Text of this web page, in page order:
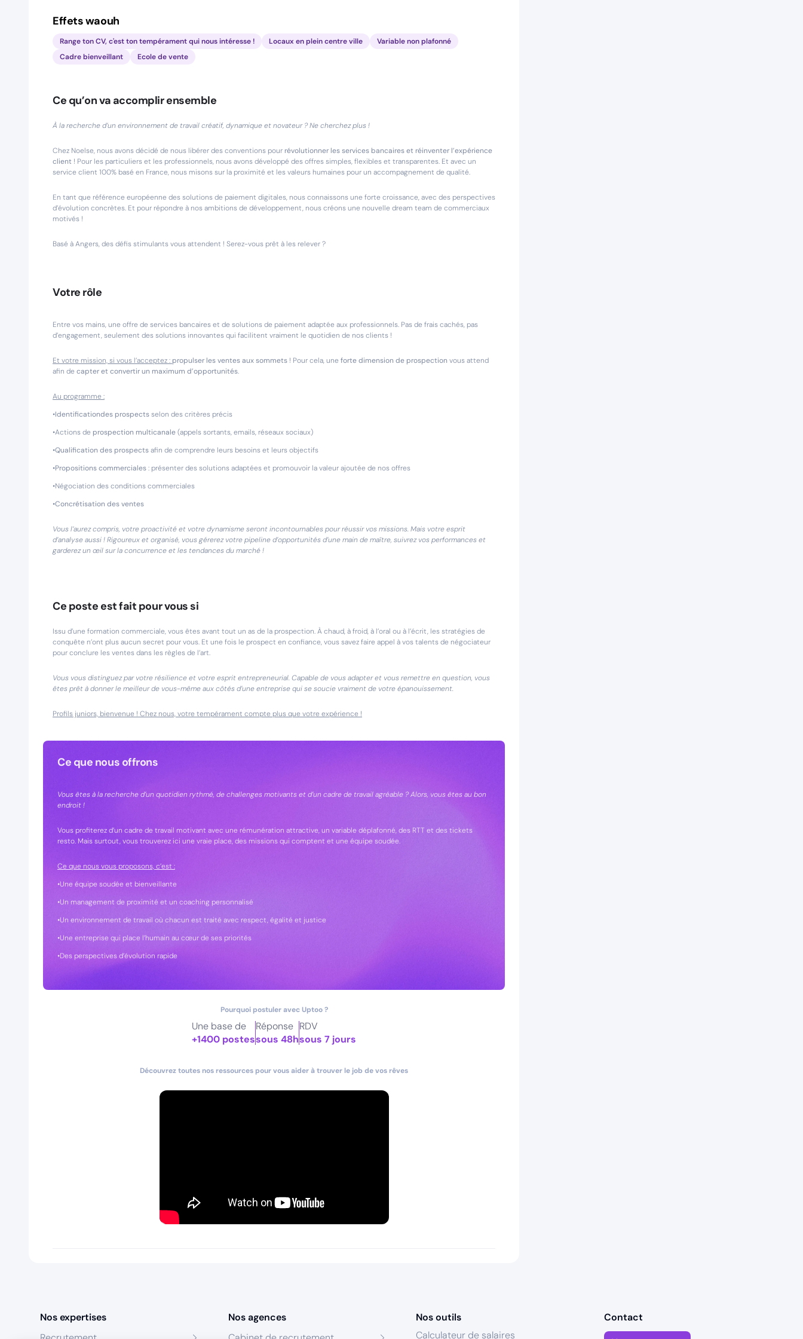
Effets waouh
Range ton CV, c'est ton tempérament qui nous intéresse ! Locaux en plein centre ville
Variable non plafonné
Cadre bienveillant
Ecole de vente
Ce qu’on va accomplir ensemble
À la recherche d’un environnement de travail créatif, dynamique et novateur ? Ne cherchez plus !
Chez Noelse, nous avons décidé de nous libérer des conventions pour révolutionner les services bancaires et réinventer l’expérience
client ! Pour les particuliers et les professionnels, nous avons développé des offres simples, flexibles et transparentes. Et avec un
service client 100% basé en France, nous misons sur la proximité et les valeurs humaines pour un accompagnement de qualité.
En tant que référence européenne des solutions de paiement digitales, nous connaissons une forte croissance, avec des perspectives
d’évolution concrètes. Et pour répondre à nos ambitions de développement, nous créons une nouvelle dream team de commerciaux
motivés !
Basé à Angers, des défis stimulants vous attendent ! Serez-vous prêt à les relever ?
Votre rôle
Entre vos mains, une offre de services bancaires et de solutions de paiement adaptée aux professionnels. Pas de frais cachés, pas
d’engagement, seulement des solutions innovantes qui facilitent vraiment le quotidien de nos clients !
Et votre mission, si vous l’acceptez : propulser les ventes aux sommets ! Pour cela, une forte dimension de prospection vous attend
afin de capter et convertir un maximum d’opportunités.
Au programme :
•Identificationdes prospectsselon des critères précis
•Actions de prospection multicanale(appels sortants, emails, réseaux sociaux)
•Qualification des prospectsafin de comprendre leurs besoins et leurs objectifs
•Propositions commerciales: présenter des solutions adaptées et promouvoir la valeur ajoutée de nos offres
•Négociation des conditions commerciales
•Concrétisation des ventes
Vous l’aurez compris, votre proactivité et votre dynamisme seront incontournables pour réussir vos missions. Mais votre esprit
d’analyse aussi ! Rigoureux et organisé, vous gérerez votre pipeline d’opportunités d’une main de maître, suivrez vos performances et
garderez un œil sur la concurrence et les tendances du marché !
Ce poste est fait pour vous si
Issu d’une formation commerciale, vous êtes avant tout un as de la prospection. À chaud, à froid, à l’oral ou à l’écrit, les stratégies de
conquête n’ont plus aucun secret pour vous. Et une fois le prospect en confiance, vous savez faire appel à vos talents de négociateur
pour conclure les ventes dans les règles de l’art.
Vous vous distinguez par votre résilience et votre esprit entrepreneurial. Capable de vous adapter et vous remettre en question, vous
êtes prêt à donner le meilleur de vous-même aux côtés d’une entreprise qui se soucie vraiment de votre épanouissement.
Profils juniors, bienvenue ! Chez nous, votre tempérament compte plus que votre expérience !
Ce que nous offrons
Vous êtes à la recherche d’un quotidien rythmé, de challenges motivants et d’un cadre de travail agréable ? Alors, vous êtes au bon
endroit !
Vous profiterez d’un cadre de travail motivant avec une rémunération attractive, un variable déplafonné, des RTT et des tickets
resto. Mais surtout, vous trouverez ici une vraie place, des missions qui comptent et une équipe soudée.
Ce que nous vous proposons, c’est :
•Une équipe soudée et bienveillante
•Un management de proximité et un coaching personnalisé
•Un environnement de travail où chacun est traité avec respect, égalité et justice
•Une entreprise qui place l’humain au cœur de ses priorités
•Des perspectives d’évolution rapide
Pourquoi postuler avec Uptoo ?
Une base de
+1400 postes
Réponse
sous 48h
RDV
sous 7 jours
Découvrez toutes nos ressources pour vous aider à trouver le job de vos rêves
Nos expertises
Nos agences
Nos outils
Calculateur de salaires
Contact